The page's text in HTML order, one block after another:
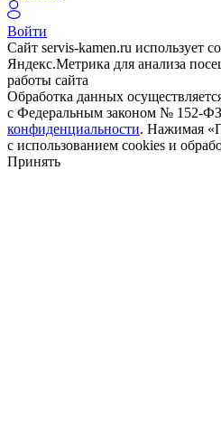
Войти
Сайт servis-kamen.ru использует
Яндекс.Метрика для анализа
работы сайта
Обработка данных
с Федеральным законом № 152-
конфиденциальности. Нажимая
с использованием cookies и
Принять